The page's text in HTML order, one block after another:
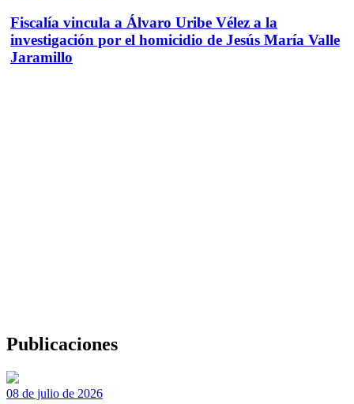
Fiscalía vincula a Álvaro Uribe Vélez a la
investigación por el homicidio de Jesús María Valle
Jaramillo
Publicaciones
08 de julio de 2026